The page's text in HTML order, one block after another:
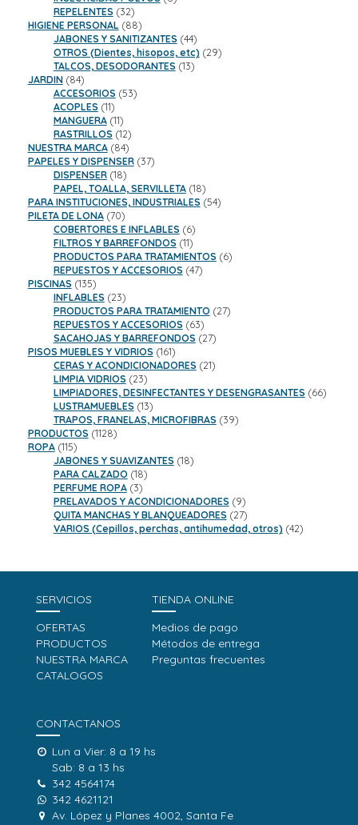
REPELENTES 3232
productos
HIGIENE PERSONAL 8888
productos
JABONES Y SANITIZANTES 4444
productos
OTROS (Dientes, hisopos, etc) 2929
TALCOS, DESODORANTES 1313
JARDIN 8484
productos
ACCESORIOS 5353
ACOPLES 1111
productos
MANGUERA 1111
productos
RASTRILLOS 1212
productos
NUESTRA MARCA 8484
productos
PAPELES Y DISPENSER 3737
DISPENSER 1818
productos
PAPEL, TOALLA, SERVILLETA 1818
productos
PARA INSTITUCIONES, INDUSTRIALES 5454
PILETA DE LONA 7070
productos
COBERTORES E INFLABLES 66
productos
FILTROS Y BARREFONDOS 1111
productos
PRODUCTOS PARA TRATAMIENTOS 66
REPUESTOS Y ACCESORIOS 4747
PISCINAS 135135
productos
INFLABLES 2323
productos
PRODUCTOS PARA TRATAMIENTO 2727
REPUESTOS Y ACCESORIOS 6363
productos
SACAHOJAS Y BARREFONDOS 2727
PISOS MUEBLES Y VIDRIOS 161161
productos
CERAS Y ACONDICIONADORES 2121
LIMPIA VIDRIOS 2323
productos
LIMPIADORES, DESINFECTANTES Y DESENGRASANTES 6666
LUSTRAMUEBLES 1313
productos
TRAPOS, FRANELAS, MICROFIBRAS 3939
PRODUCTOS 11281128
ROPA 115115
productos
JABONES Y SUAVIZANTES 1818
PARA CALZADO 1818
PERFUME ROPA 33
productos
PRELAVADOS Y ACONDICIONADORES 99
productos
QUITA MANCHAS Y BLANQUEADORES 2727
productos
VARIOS (Cepillos, perchas, antihumedad, otros) 4242
SERVICIOS
OFERTAS
PRODUCTOS
NUESTRA MARCA
CATALOGOS
TIENDA ONLINE
Medios de pago
Métodos de entrega
Preguntas frecuentes
CONTACTANOS
Lun a Vier: 8 a 19 hs
Sab: 8 a 13 hs
342 4564174
342 4621121
Av. López y Planes 4002, Santa Fe